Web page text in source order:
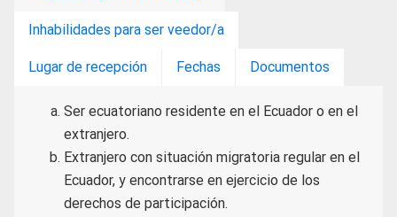
Inhabilidades para ser veedor/a
Lugar de recepción Fechas Documentos
Ser ecuatoriano residente en el Ecuador o en el
extranjero.
Extranjero con situación migratoria regular en el
Ecuador, y encontrarse en ejercicio de los
derechos de participación.